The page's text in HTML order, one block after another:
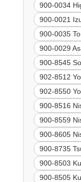
900-0034
900-0021
900-0035
900-0029
900-8545
902-8512
902-8550
900-8516
900-8559
900-8605
900-8735
900-8503
900-8505